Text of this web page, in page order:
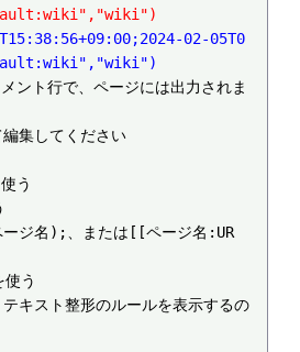
02-05T0
ト行で、ページには出力されま
集してください
う
ジ名);、または[[ページ名:UR
う
キスト整形のルールを表示するの